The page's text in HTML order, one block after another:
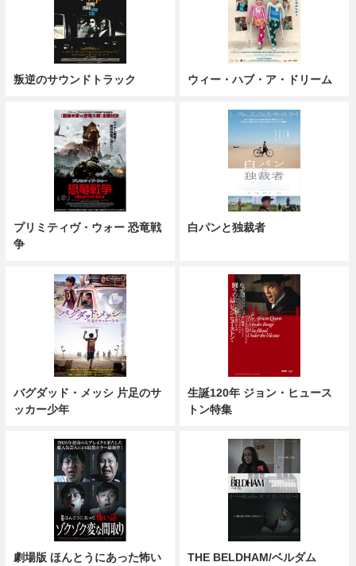
叛逆のサウンドトラック ウィー・ハブ・ア・ドリーム
プリミティヴ・ウォー 恐竜戦
争
白パンと独裁者
バグダッド・メッシ 片足のサ
ッカー少年
生誕120年 ジョン・ヒュース
トン特集
劇場版 ほんとうにあった怖い
THE BELDHAM/ベルダム